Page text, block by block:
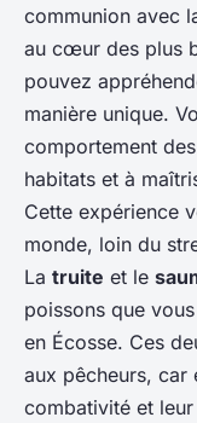
communion avec
au cœur des plus
pouvez
manière unique.
comportement
habitats et à
Cette expérience
monde, loin du
La truite et le
poissons que
en Écosse. Ces
aux pêcheurs, car
combativité et